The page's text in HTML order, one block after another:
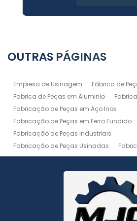
OUTRAS PÁGINAS
Empresa de Usinagem
Fábrica de
Fabrica de Peças em Aluminio
Fabricação de Peças em Aço Inox
Fabricação de Peças em Ferro Fundido
Fabricação de Peças Industriais
Fabricação de Peças Usinadas
Fabricante de Peças de Máquinas
Manutenção de Máquina
Peças
Serviço de
Serviço de Usinagem
Serviço de
Serviços de Usinagem CNC